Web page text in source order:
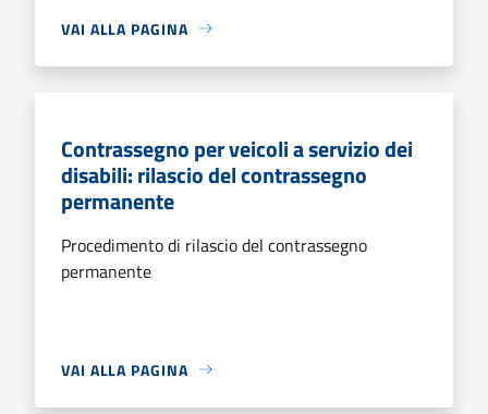
VAI ALLA PAGINA
Contrassegno per veicoli a servizio dei
disabili: rilascio del contrassegno
permanente
Procedimento di rilascio del contrassegno
permanente
VAI ALLA PAGINA